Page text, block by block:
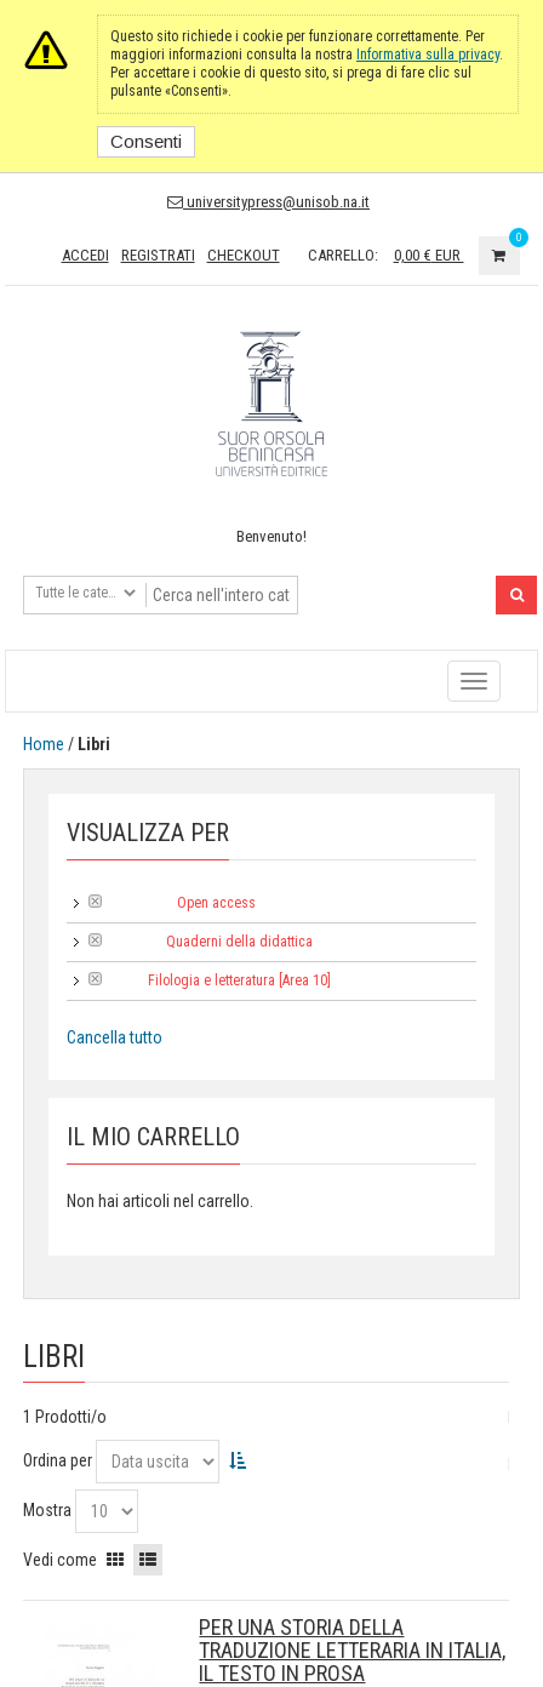
Questo sito richiede i cookie per funzionare correttamente. Per
maggiori informazioni consulta la nostra Informativa sulla privacy.
Per accettare i cookie di questo sito, si prega di fare clic sul
pulsante «Consenti».
Consenti
universitypress@unisob.na.it
ACCEDI REGISTRATI CHECKOUT CARRELLO: 0,00 € EUR
0
Benvenuto!
Toggle
navigation
Home / Libri
VISUALIZZA PER
Open access
Quaderni della didattica
Filologia e letteratura [Area 10]
Cancella tutto
IL MIO CARRELLO
Non hai articoli nel carrello.
LIBRI
1 Prodotti/o
Ordina per
Mostra
Vedi come
PER UNA STORIA DELLA
TRADUZIONE LETTERARIA IN ITALIA,
IL TESTO IN PROSA